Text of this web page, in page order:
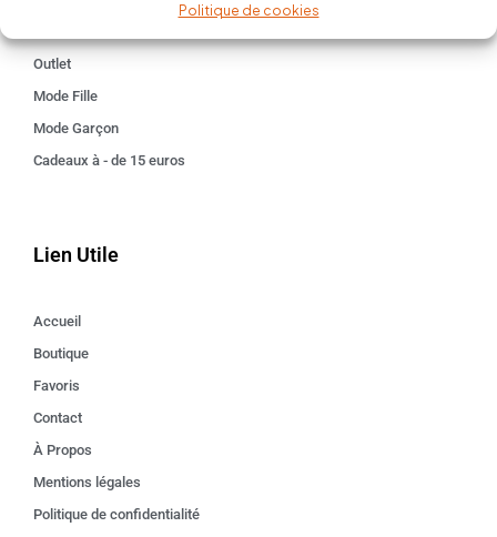
Politique de cookies
Outlet
Mode Fille
Mode Garçon
Cadeaux à - de 15 euros
Lien Utile
Accueil
Boutique
Favoris
Contact
À Propos
Mentions légales
Politique de confidentialité